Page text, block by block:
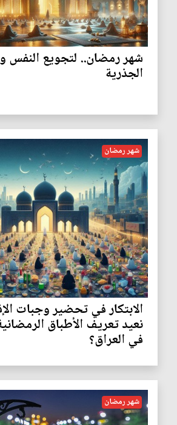
شهر رمضان.. لتجويع النفس
الجذرية
شهر رمضان
الابتكار في تحضير وجبات
نعيد تعريف الأطباق
في العراق؟
شهر رمضان